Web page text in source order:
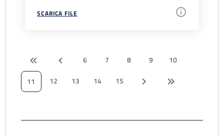
SCARICA FILE
6 7 8 9
10
11
12 13 14 15